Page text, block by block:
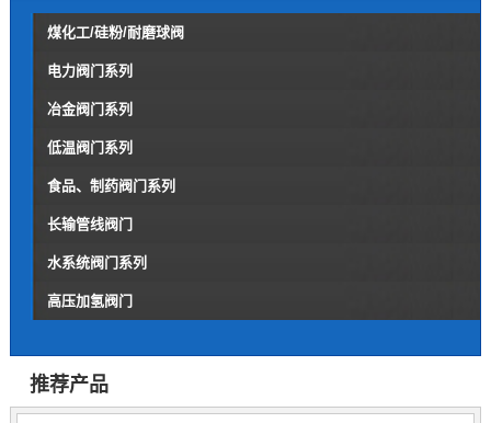
煤化工/硅粉/耐磨球阀
电力阀门系列
冶金阀门系列
低温阀门系列
食品、制药阀门系列
长输管线阀门
水系统阀门系列
高压加氢阀门
推荐产品